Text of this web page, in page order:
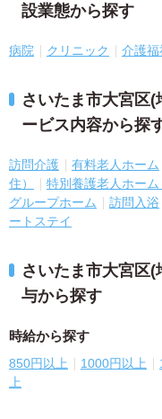
設業態から探す
病院 クリニック 介護福
さいたま市大宮区
ービス内容から探
訪問介護 有料老人ホーム
住）
特別養護老人ホーム
グループホーム
訪問入浴
ートステイ
さいたま市大宮区
与から探す
時給から探す
850円以上 1000円以上
上